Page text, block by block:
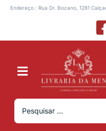
Endereço : Rua Dr. Bozano, 1281